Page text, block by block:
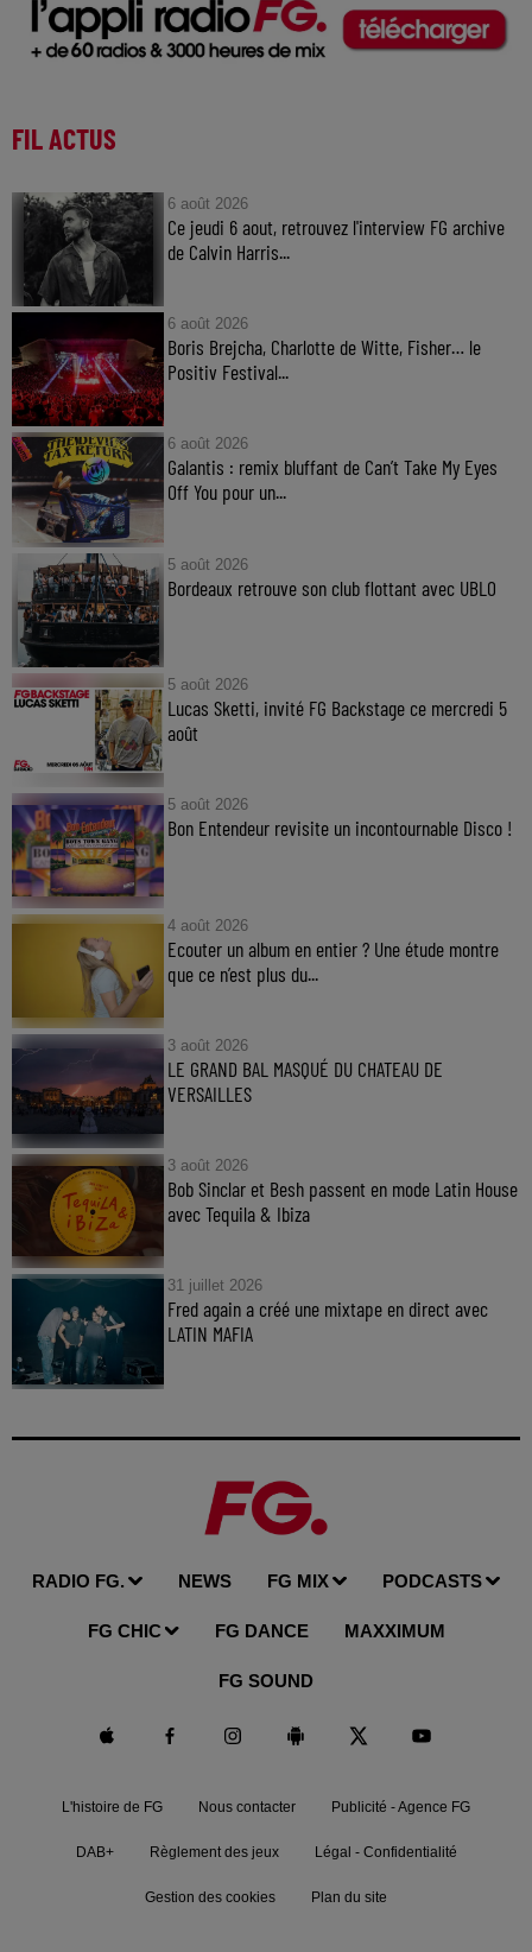
FIL ACTUS
6 août 2026
Ce jeudi 6 aout, retrouvez l'interview FG archive
de Calvin Harris...
6 août 2026
Boris Brejcha, Charlotte de Witte, Fisher… le
Positiv Festival...
6 août 2026
Galantis : remix bluffant de Can’t Take My Eyes
Off You pour un...
5 août 2026
Bordeaux retrouve son club flottant avec UBLO
5 août 2026
Lucas Sketti, invité FG Backstage ce mercredi 5
août
5 août 2026
Bon Entendeur revisite un incontournable Disco !
4 août 2026
Ecouter un album en entier ? Une étude montre
que ce n’est plus du...
3 août 2026
LE GRAND BAL MASQUÉ DU CHATEAU DE
VERSAILLES
3 août 2026
Bob Sinclar et Besh passent en mode Latin House
avec Tequila & Ibiza
31 juillet 2026
Fred again a créé une mixtape en direct avec
LATIN MAFIA
RADIO FG. NEWS FG MIX PODCASTS
FG CHIC FG DANCE MAXXIMUM
FG SOUND
L'histoire de FG Nous contacter Publicité - Agence FG
DAB+ Règlement des jeux Légal - Confidentialité
Gestion des cookies Plan du site